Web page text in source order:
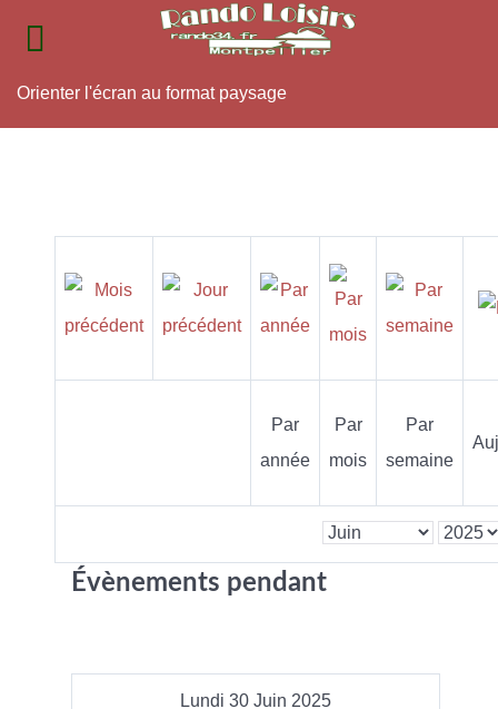
Orienter l'écran au format paysage
Par
année
Par
mois
Par
semaine
Évènements pendant
Lundi 30 Juin 2025